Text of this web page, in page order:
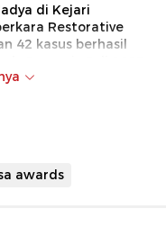
di Kejari
Restorative
42 kasus berhasil
membimbing
justice. Ia
jaksa
awards